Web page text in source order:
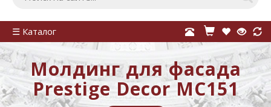
☰ Каталог
Молдинг для фасада
Prestige Decor MC151